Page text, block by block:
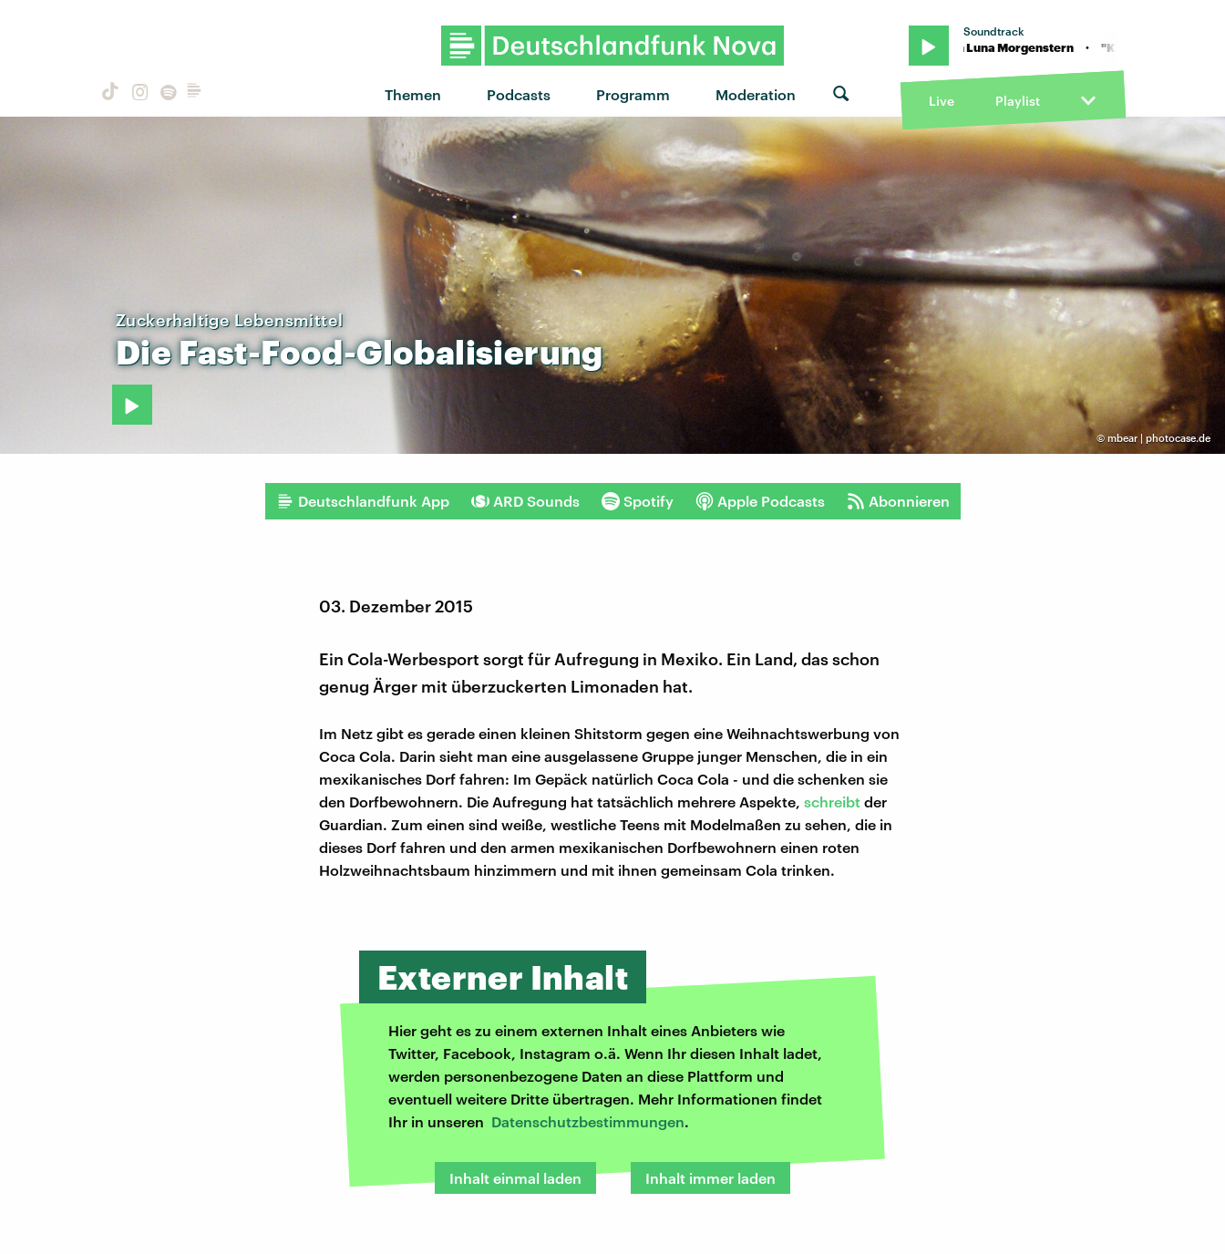
Themen Podcasts Programm Moderation
Soundtrack
"Kids" von Luna Morgenstern · "Kids" von Luna Morgenstern · "Kids" von Luna Morgenstern
Live Playlist
©mbear | photocase.de
Zuckerhaltige Lebensmittel
DieFast-Food-Globalisierung
Deutschlandfunk App ARD Sounds Spotify Apple Podcasts Abonnieren
03. Dezember 2015
Ein Cola-Werbesport sorgt für Aufregung in Mexiko. Ein Land, das schon
genug Ärger mit überzuckerten Limonaden hat.
Im Netz gibt es gerade einen kleinen Shitstorm gegen eine Weihnachtswerbung von
Coca Cola. Darin sieht man eine ausgelassene Gruppe junger Menschen, die in ein
mexikanisches Dorf fahren: Im Gepäck natürlich Coca Cola - und die schenken sie
den Dorfbewohnern. Die Aufregung hat tatsächlich mehrere Aspekte, schreibt der
Guardian. Zum einen sind weiße, westliche Teens mit Modelmaßen zu sehen, die in
dieses Dorf fahren und den armen mexikanischen Dorfbewohnern einen roten
Holzweihnachtsbaum hinzimmern und mit ihnen gemeinsam Cola trinken.
Externer Inhalt
Hier geht es zu einem externen Inhalt eines Anbieters wie
Twitter, Facebook, Instagram o.ä. Wenn Ihr diesen Inhalt ladet,
werden personenbezogene Daten an diese Plattform und
eventuell weitere Dritte übertragen. Mehr Informationen findet
Ihr in unseren Datenschutzbestimmungen.
Inhalt einmal laden Inhalt immer laden